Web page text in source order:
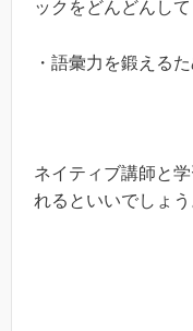
ックをどんどんし
・語彙力を鍛える
ネイティブ講師と
れるといいでしょう